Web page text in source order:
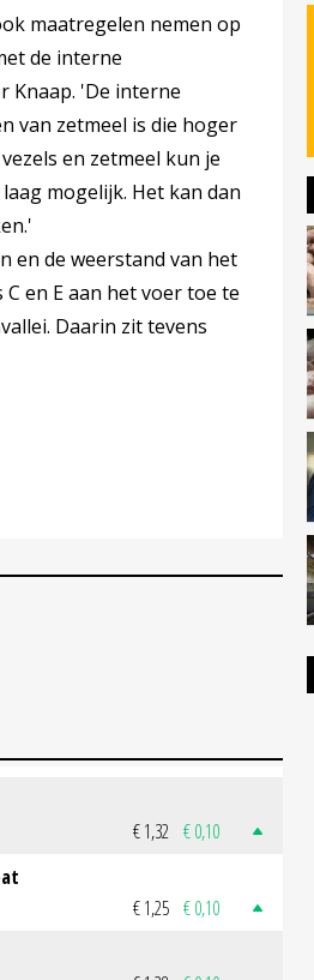
maatregelen nemen op
de interne
Knaap. 'De interne
van zetmeel is die hoger
en zetmeel kun je
mogelijk. Het kan dan
en de weerstand van het
en E aan het voer toe te
Daarin zit tevens
€ 1,32 € 0,10
€ 1,25 € 0,10